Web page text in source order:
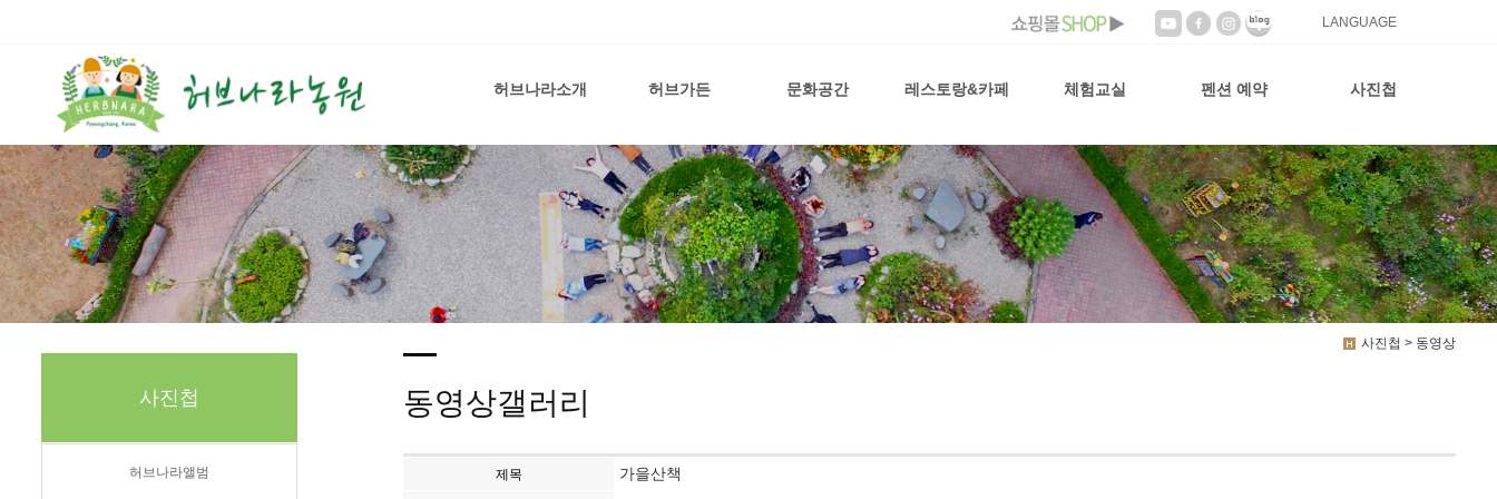
LANGUAGE
허브나라소개 허브가든 문화공간 레스토랑&카페 체험교실 펜션 예약 사진첩
사진첩 > 동영상
사진첩
허브나라앨범
동영상갤러리
제목 가을산책